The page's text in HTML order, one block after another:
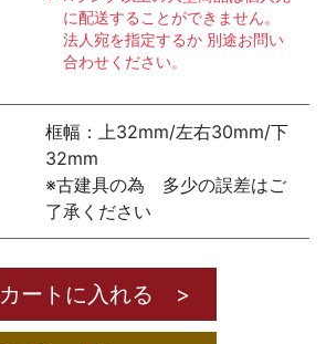
に配送することができません。
法人宛を指定するか 別途お問い
合わせください。
框幅：上32mm/左右30mm/下
32mm
※古建具の為 多少の誤差はご
了承ください
カートに入れる >